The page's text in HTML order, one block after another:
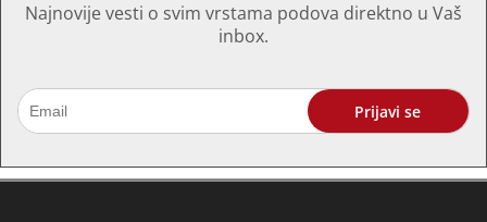
Najnovije vesti o svim vrstama podova direktno u Vaš
inbox.